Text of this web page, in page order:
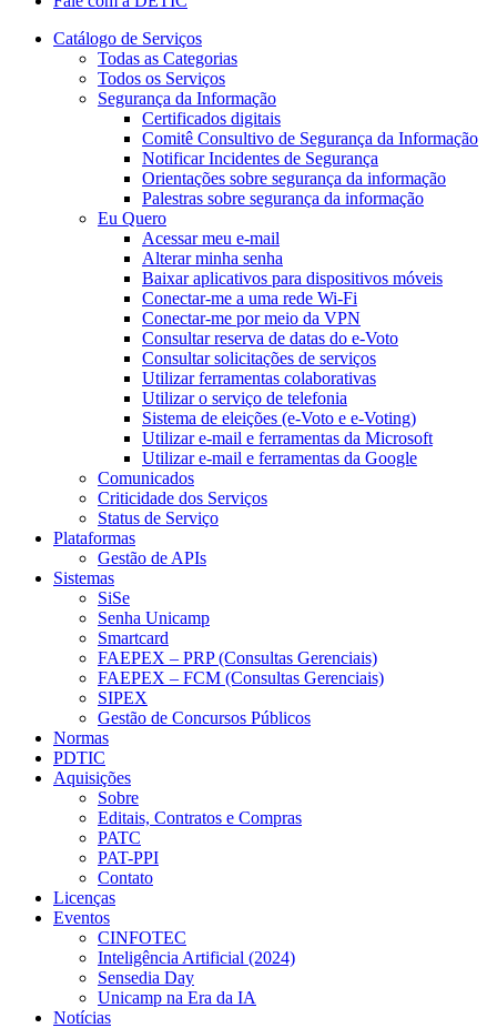
Catálogo de Serviços
Todas as Categorias
Todos os Serviços
Segurança da Informação
Certificados digitais
Comitê Consultivo de Segurança da Informação
Notificar Incidentes de Segurança
Orientações sobre segurança da informação
Palestras sobre segurança da informação
Eu Quero
Acessar meu e-mail
Alterar minha senha
Baixar aplicativos para dispositivos móveis
Conectar-me a uma rede Wi-Fi
Conectar-me por meio da VPN
Consultar reserva de datas do e-Voto
Consultar solicitações de serviços
Utilizar ferramentas colaborativas
Utilizar o serviço de telefonia
Sistema de eleições (e-Voto e e-Voting)
Utilizar e-mail e ferramentas da Microsoft
Utilizar e-mail e ferramentas da Google
Comunicados
Criticidade dos Serviços
Status de Serviço
Plataformas
Gestão de APIs
Sistemas
SiSe
Senha Unicamp
Smartcard
FAEPEX – PRP (Consultas Gerenciais)
FAEPEX – FCM (Consultas Gerenciais)
SIPEX
Gestão de Concursos Públicos
Normas
PDTIC
Aquisições
Sobre
Editais, Contratos e Compras
PATC
PAT-PPI
Contato
Licenças
Eventos
CINFOTEC
Inteligência Artificial (2024)
Sensedia Day
Unicamp na Era da IA
Notícias